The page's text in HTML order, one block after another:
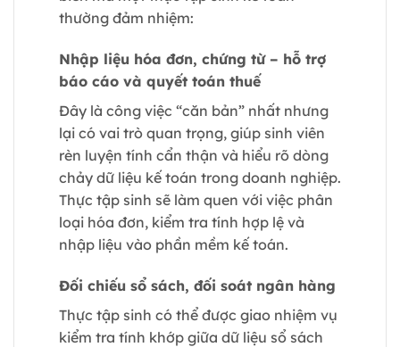
thường đảm nhiệm:
Nhập liệu hóa đơn, chứng từ – hỗ trợ
báo cáo và quyết toán thuế
Đây là công việc “căn bản” nhất nhưng
lại có vai trò quan trọng, giúp sinh viên
rèn luyện tính cẩn thận và hiểu rõ dòng
chảy dữ liệu kế toán trong doanh nghiệp.
Thực tập sinh sẽ làm quen với việc phân
loại hóa đơn, kiểm tra tính hợp lệ và
nhập liệu vào phần mềm kế toán.
Đối chiếu sổ sách, đối soát ngân hàng
Thực tập sinh có thể được giao nhiệm vụ
kiểm tra tính khớp giữa dữ liệu sổ sách